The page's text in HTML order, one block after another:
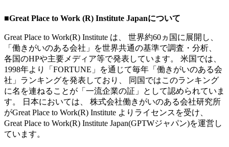
■Great Place to Work (R) Institute Japanについて
Great Place to Work(R) Institute は、 世界約60ヵ国に展開し、
「働きがいのある会社」を世界共通の基準で調査・分析、
各国のHPや主要メディア等で発表しています。 米国では、
1998年より「FORTUNE」を通じて毎年「働きがいのある会
社」ランキングを発表しており、 同国ではこのランキング
に名を連ねることが「一流企業の証」として認められていま
す。 日本においては、 株式会社働きがいのある会社研究所
がGreat Place to Work(R) Institute よりライセンスを受け、
Great Place to Work(R) Institute Japan(GPTWジャパン)を運営し
ています。